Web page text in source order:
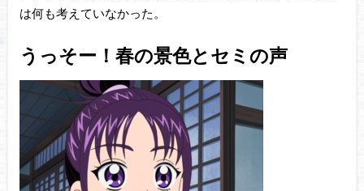
は何も考えていなかった。
うっそー！春の景色とセミの声